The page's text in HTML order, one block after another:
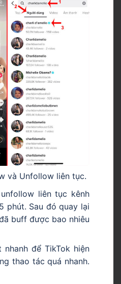
và Unfollow liên tục.
liên tục kênh
phút. Sau đó quay lại
buff được bao nhiêu
nhanh để TikTok hiện
thao tác quá nhanh.